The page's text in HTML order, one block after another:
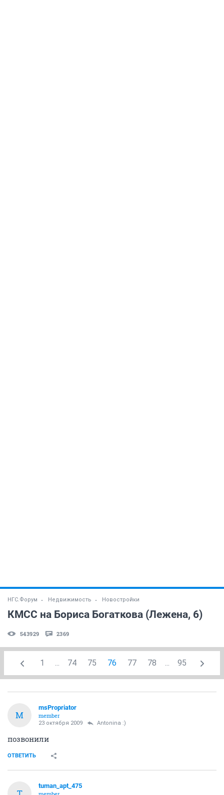
НГС.Форум Недвижимость Новостройки
КМСС на Бориса Богаткова (Лежена, 6)
543929 2369
1 ... 74 75 76 77 78 ... 95
M
msPropriator
member
23 октября 2009 Antonina :)
позвонили
ОТВЕТИТЬ
tuman_apt_475